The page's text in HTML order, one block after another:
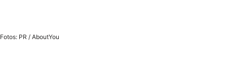
Fotos: PR / AboutYou